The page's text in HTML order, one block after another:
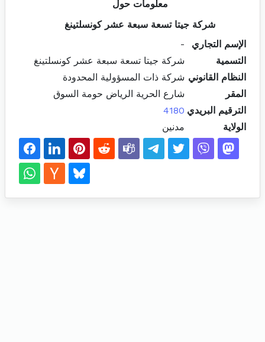
معلومات حول
شركة جيتا تسعة سبعة عشر كونسلتينغ
الإسم التجاري
-
التسمية
شركة جيتا تسعة سبعة عشر كونسلتينغ
النظام القانوني شركة ذات المسؤولية المحدودة
المقر
شارع الحرية الرياض حومة السوق
الترقيم البريدي 4180
الولاية
مدنين